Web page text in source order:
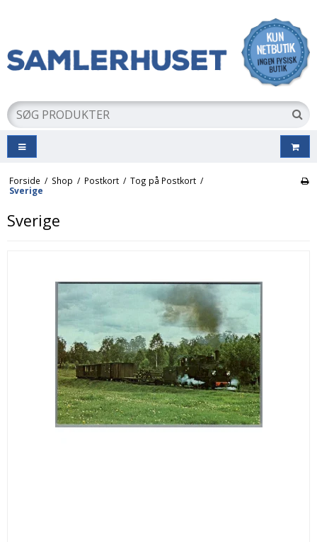
Forside / Shop / Postkort / Tog på Postkort /
Sverige
Sverige